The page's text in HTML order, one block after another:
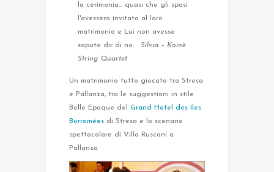
la cerimonia... quasi che gli sposi
l'avessero invitato al loro
matrimonio e Lui non avesse
saputo dir di no. Silvia – Koinè
String Quartet
Un matrimonio tutto giocato tra Stresa
e Pallanza, tra le suggestioni in stile
Belle Epoque del Grand Hotel des Iles
Borromées di Stresa e lo scenario
spettacolare di Villa Rusconi a
Pallanza.